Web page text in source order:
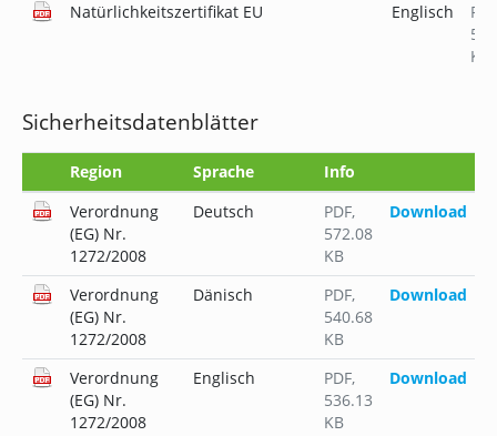
Natürlichkeitszertifikat EU
Englisch
PDF
KB
Sicherheitsdatenblätter
Region Sprache
Info
Verordnung
(EG) Nr.
1272/2008
Deutsch PDF,
572.08
KB
Download
Verordnung
(EG) Nr.
1272/2008
Dänisch PDF,
540.68
KB
Download
Verordnung
(EG) Nr.
1272/2008
Englisch PDF,
536.13
KB
Download